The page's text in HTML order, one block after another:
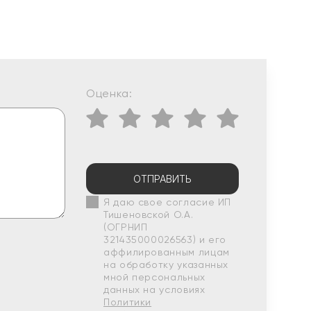
Оценка:
ОТПРАВИТЬ
Я даю свое согласие ИП
Тишеновской О.А.
(ОГРНИП
321435000026563) и его
аффилированным лицам
на обработку указанных
мной персональных
данных на условиях
Политики